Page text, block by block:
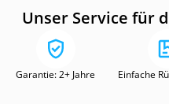
Unser Service für
Garantie: 2+ Jahre Einfache